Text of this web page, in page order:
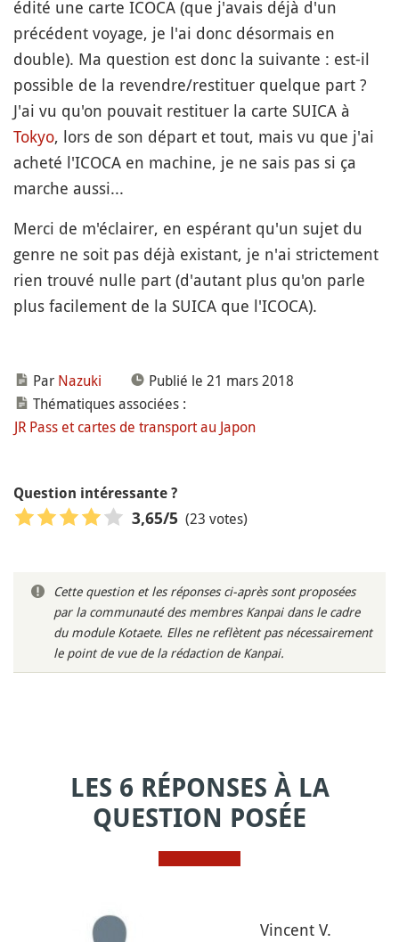
édité une carte ICOCA (que j'avais déjà d'un
précédent voyage, je l'ai donc désormais en
double). Ma question est donc la suivante : est-il
possible de la revendre/restituer quelque part ?
J'ai vu qu'on pouvait restituer la carte SUICA à
Tokyo, lors de son départ et tout, mais vu que j'ai
acheté l'ICOCA en machine, je ne sais pas si ça
marche aussi...
Merci de m'éclairer, en espérant qu'un sujet du
genre ne soit pas déjà existant, je n'ai strictement
rien trouvé nulle part (d'autant plus qu'on parle
plus facilement de la SUICA que l'ICOCA).
Par Nazuki
Publié le 21 mars 2018
Thématiques associées :
JR Pass et cartes de transport au Japon
Question intéressante ?
3,65/5 (23 votes)
Cette question et les réponses ci-après sont proposées
par la communauté des membres Kanpai dans le cadre
du module Kotaete. Elles ne reflètent pas nécessairement
le point de vue de la rédaction de Kanpai.
LES 6 RÉPONSES À LA
QUESTION POSÉE
Vincent V.